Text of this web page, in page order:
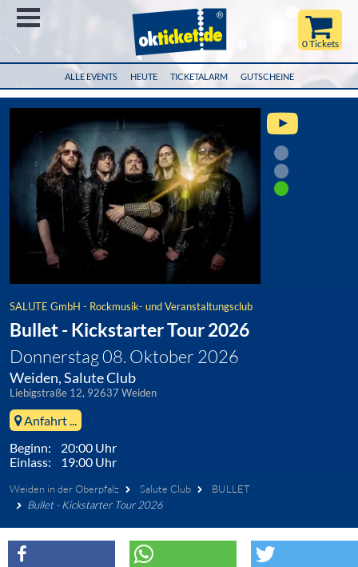
ALLE EVENTS HEUTE TICKETALARM GUTSCHEINE
0 Tickets
SALUTE GmbH - Rockmusik- und Veranstaltungsclub
Bullet - Kickstarter Tour 2026
Donnerstag 08. Oktober 2026
Weiden, Salute Club
Liebigstraße 12, 92637 Weiden
Anfahrt ...
Beginn: 20:00 Uhr
Einlass: 19:00 Uhr
Weiden in der Oberpfalz Salute Club
BULLET
Bullet - Kickstarter Tour 2026